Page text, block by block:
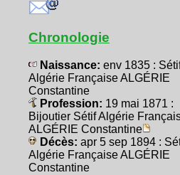
Chronologie
Naissance: env 1835 :
Algérie Française ALGÉRIE
Constantine
Profession: 19 mai 1871 :
Bijoutier Sétif Algérie
ALGÉRIE Constantine
Décès: apr 5 sep 1894 :
Algérie Française ALGÉRIE
Constantine